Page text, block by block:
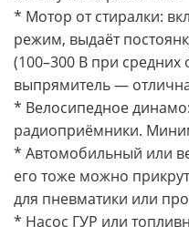
* Мотор от стиралки:
режим, выдаёт
(100–300 В при средних
выпрямитель —
* Велосипедное
радиоприёмники.
* Автомобильный или
его тоже можно
для пневматики или
* Насос ГУР или